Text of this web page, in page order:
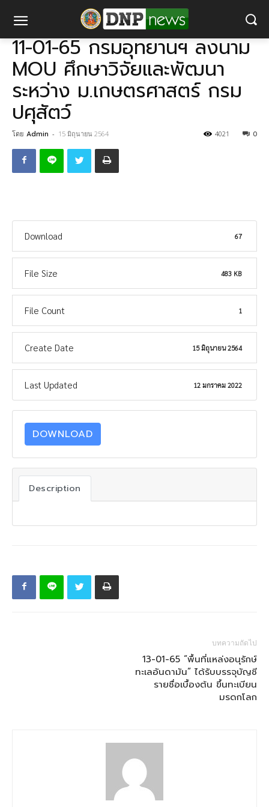
11-01-65 กรมอุทยานฯ ลงนาม MOU ศึกษาวิจัยและพัฒนาระหว่าง
ม.เกษตรศาสตร์ กรมปศุสัตว์
11-01-65 กรมอุทยานฯ ลงนาม
MOU ศึกษาวิจัยและพัฒนา
ระหว่าง ม.เกษตรศาสตร์ กรม
ปศุสัตว์
โดย Admin - 15 มิถุนายน 2564 0
4021
Download 67
File Size 483 KB
File Count 1
Create Date 15 มิถุนายน 2564
Last Updated 12 มกราคม 2022
DOWNLOAD
Description
บทความถัดไป
13-01-65 “พื้นที่แหล่งอนุรักษ์
ทะเลอันดามัน” ได้รับบรรจุบัญชี
รายชื่อเบื้องต้น ขึ้นทะเบียน
มรดกโลก